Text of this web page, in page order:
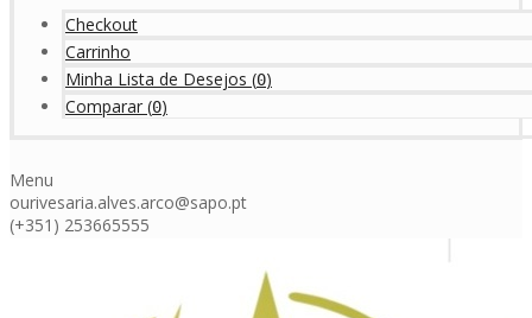
Checkout
Carrinho
Minha Lista de Desejos (0)
Comparar (0)
Menu
ourivesaria.alves.arco@sapo.pt
(+351) 253665555